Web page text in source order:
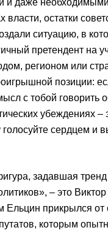
и даже
власти, остатки
ситуацию, в
претендент на
регионом или
позиции:
с тобой говорить
убеждениях –
сердцем и
задавшая тренд
– это
прикрылся от
которым